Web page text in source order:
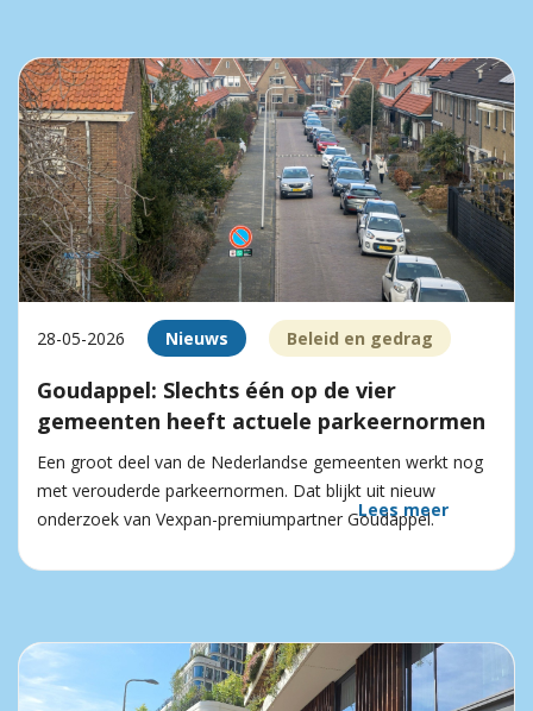
28-05-2026 Nieuws Beleid en gedrag
Goudappel: Slechts één op de vier
gemeenten heeft actuele parkeernormen
Een groot deel van de Nederlandse gemeenten werkt nog
met verouderde parkeernormen. Dat blijkt uit nieuw
onderzoek van Vexpan-premiumpartner Goudappel.
Lees meer